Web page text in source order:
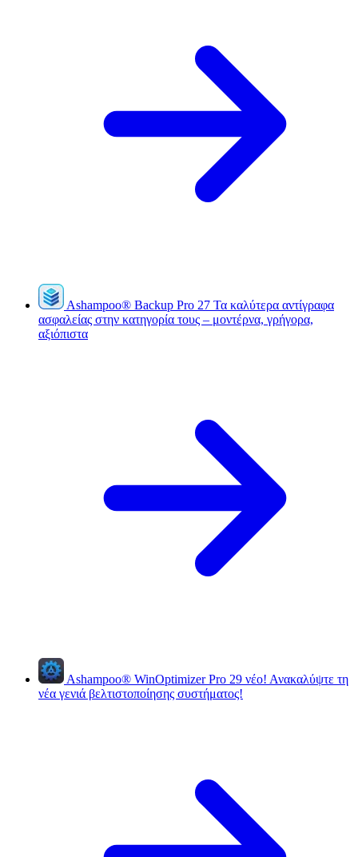
Ashampoo® Backup Pro 27 Τα καλύτερα αντίγραφα
ασφαλείας στην κατηγορία τους – μοντέρνα, γρήγορα,
αξιόπιστα
Ashampoo® WinOptimizer Pro 29 νέο! Ανακαλύψτε τη
νέα γενιά βελτιστοποίησης συστήματος!